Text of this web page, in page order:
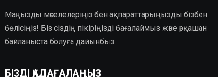
Маңызды мәселелеріңіз бен ақпараттарыңызды бізбен
бөлісіңіз! Біз сіздің пікіріңізді бағалаймыз және әрқашан
байланыста болуға дайынбыз.
БІЗДІ ҚАДАҒАЛАҢЫЗ